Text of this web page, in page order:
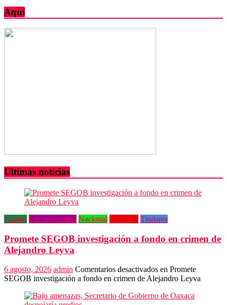
Aquí
Ultimas noticias
Capital Las destacadas Nacional Policiaca Titulares
Promete SEGOB investigación a fondo en crimen de
Alejandro Leyva
6 agosto, 2026 admin Comentarios desactivados en Promete
SEGOB investigación a fondo en crimen de Alejandro Leyva